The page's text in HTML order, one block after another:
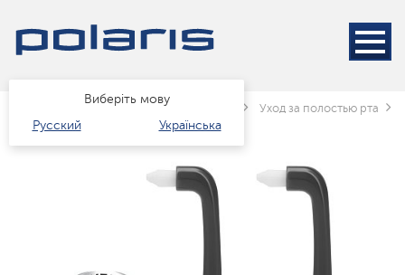
Виберіть мову
Русский
Українська
Каталог краса і здоров'я Уход за полостью рта